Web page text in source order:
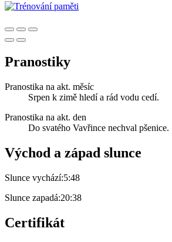
Pranostiky
Pranostika na akt. měsíc
Srpen k zimě hledí a rád vodu cedí.
Pranostika na akt. den
Do svatého Vavřince nechval pšenice.
Východ a západ slunce
Slunce vychází:5:48
Slunce zapadá:20:38
Certifikát